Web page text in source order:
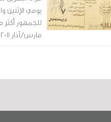
مارس/آذار 2011 لغاية أواخر مايو/أيار 2011، وذلك كمشاركة من المركز في يوم الأرشيف العالمي.